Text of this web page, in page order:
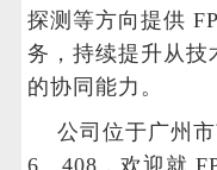
探测等方向提供
务，持续提升从技
的协同能力。
公司位于广州
6、408，欢迎就